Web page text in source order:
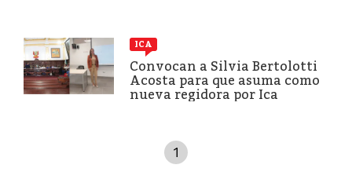
ICA
Convocan a Silvia Bertolotti
Acosta para que asuma como
nueva regidora por Ica
1